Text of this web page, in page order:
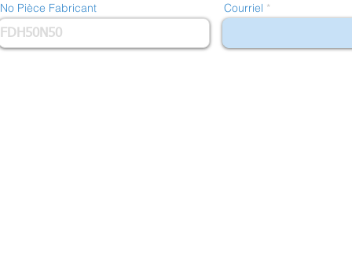
No Pièce Fabricant Courriel